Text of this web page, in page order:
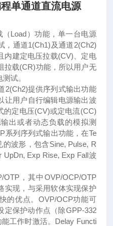
单通道直流电源
Load）功能，单一台电源
，通道1(Ch1)及通道2(Ch2)
内建定电压拉载(CV)、定电
拉载(CR)功能，所以用户无
试。
2(Ch2)提供序列式输出功能
让用户自行编辑电源输出波
的定电压(CV)或定电流(CC)
出或者动态负载的模拟测
系列序列式输出功能，在Te
的波形 ，包含Sine, Pulse, R
UpDn, Exp Rise, Exp Fall波
OTP，其中OVP/OCP/OTP
实现，与采用软体实现保护
的优点。 OVP/OCP功能可
定保护动作点（除GPP-332
工作时激活。Delay Functi